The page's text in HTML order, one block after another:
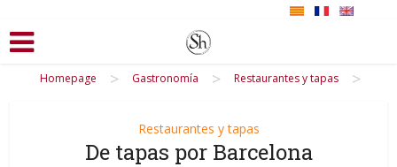
Homepage > Gastronomía > Restaurantes y tapas >
Restaurantes y tapas
De tapas por Barcelona